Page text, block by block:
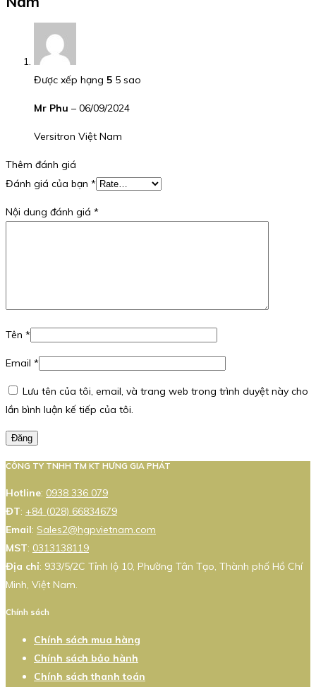
Được xếp hạng 5 5 sao
Mr Phu – 06/09/2024
Versitron Việt Nam
Thêm đánh giá
Đánh giá của bạn *
Nội dung đánh giá *
Tên *
Email *
Lưu tên của tôi, email, và trang web trong trình duyệt này cho
lần bình luận kế tiếp của tôi.
Đăng
CÔNG TY TNHH TM KT HƯNG GIA PHÁT
Hotline: 0938 336 079
ĐT: +84 (028) 66834679
Email: Sales2@hgpvietnam.com
MST: 0313138119
Địa chỉ: 933/5/2C Tỉnh lộ 10, Phường Tân Tạo, Thành phố Hồ Chí
Minh, Việt Nam.
Chính sách
Chính sách mua hàng
Chính sách bảo hành
Chính sách thanh toán